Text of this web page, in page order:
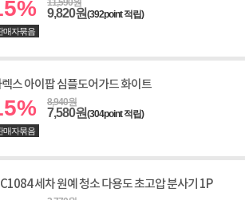
11,590원
9,820원(392point 적립)
매자묶음
스 아이팝 심플도어가드 화이트
8,940원
7,580원(304point 적립)
매자묶음
세차 원예 청소 다용도 초고압 분사기 1P